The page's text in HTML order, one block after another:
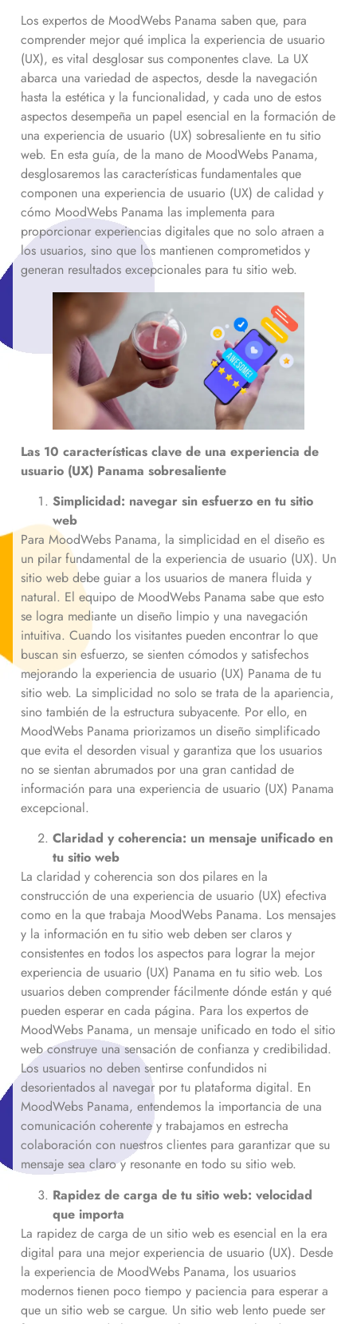
Los expertos de MoodWebs Panama saben que, para
comprender mejor qué implica la experiencia de usuario
(UX), es vital desglosar sus componentes clave. La UX
abarca una variedad de aspectos, desde la navegación
hasta la estética y la funcionalidad, y cada uno de estos
aspectos desempeña un papel esencial en la formación de
una experiencia de usuario (UX) sobresaliente en tu sitio
web. En esta guía, de la mano de MoodWebs Panama,
desglosaremos las características fundamentales que
componen una experiencia de usuario (UX) de calidad y
cómo MoodWebs Panama las implementa para
proporcionar experiencias digitales que no solo atraen a
los usuarios, sino que los mantienen comprometidos y
generan resultados excepcionales para tu sitio web.
Las 10 características clave de una experiencia de
usuario (UX) Panama sobresaliente
Simplicidad: navegar sin esfuerzo en tu sitio
web
Para MoodWebs Panama, la simplicidad en el diseño es
un pilar fundamental de la experiencia de usuario (UX). Un
sitio web debe guiar a los usuarios de manera fluida y
natural. El equipo de MoodWebs Panama sabe que esto
se logra mediante un diseño limpio y una navegación
intuitiva. Cuando los visitantes pueden encontrar lo que
buscan sin esfuerzo, se sienten cómodos y satisfechos
mejorando la experiencia de usuario (UX) Panama de tu
sitio web. La simplicidad no solo se trata de la apariencia,
sino también de la estructura subyacente. Por ello, en
MoodWebs Panama priorizamos un diseño simplificado
que evita el desorden visual y garantiza que los usuarios
no se sientan abrumados por una gran cantidad de
información para una experiencia de usuario (UX) Panama
excepcional.
Claridad y coherencia: un mensaje unificado en
tu sitio web
La claridad y coherencia son dos pilares en la
construcción de una experiencia de usuario (UX) efectiva
como en la que trabaja MoodWebs Panama. Los mensajes
y la información en tu sitio web deben ser claros y
consistentes en todos los aspectos para lograr la mejor
experiencia de usuario (UX) Panama en tu sitio web. Los
usuarios deben comprender fácilmente dónde están y qué
pueden esperar en cada página. Para los expertos de
MoodWebs Panama, un mensaje unificado en todo el sitio
web construye una sensación de confianza y credibilidad.
Los usuarios no deben sentirse confundidos ni
desorientados al navegar por tu plataforma digital. En
MoodWebs Panama, entendemos la importancia de una
comunicación coherente y trabajamos en estrecha
colaboración con nuestros clientes para garantizar que su
mensaje sea claro y resonante en todo su sitio web.
Rapidez de carga de tu sitio web: velocidad
que importa
La rapidez de carga de un sitio web es esencial en la era
digital para una mejor experiencia de usuario (UX). Desde
la experiencia de MoodWebs Panama, los usuarios
modernos tienen poco tiempo y paciencia para esperar a
que un sitio web se cargue. Un sitio web lento puede ser